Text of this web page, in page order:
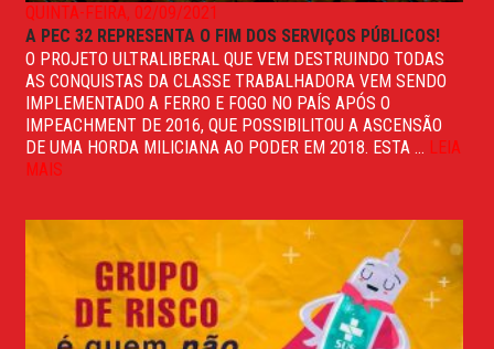
QUINTA-FEIRA, 02/09/2021
A PEC 32 REPRESENTA O FIM DOS SERVIÇOS PÚBLICOS!
O PROJETO ULTRALIBERAL QUE VEM DESTRUINDO TODAS
AS CONQUISTAS DA CLASSE TRABALHADORA VEM SENDO
IMPLEMENTADO A FERRO E FOGO NO PAÍS APÓS O
IMPEACHMENT DE 2016, QUE POSSIBILITOU A ASCENSÃO
DE UMA HORDA MILICIANA AO PODER EM 2018. ESTA ... LEIA
MAIS